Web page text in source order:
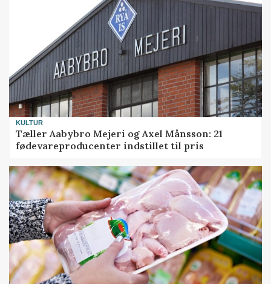
KULTUR
Tæller Aabybro Mejeri og Axel Månsson: 21
fødevareproducenter indstillet til pris